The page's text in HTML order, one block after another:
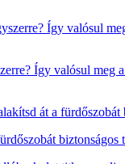
Így valósul meg
biztonságos